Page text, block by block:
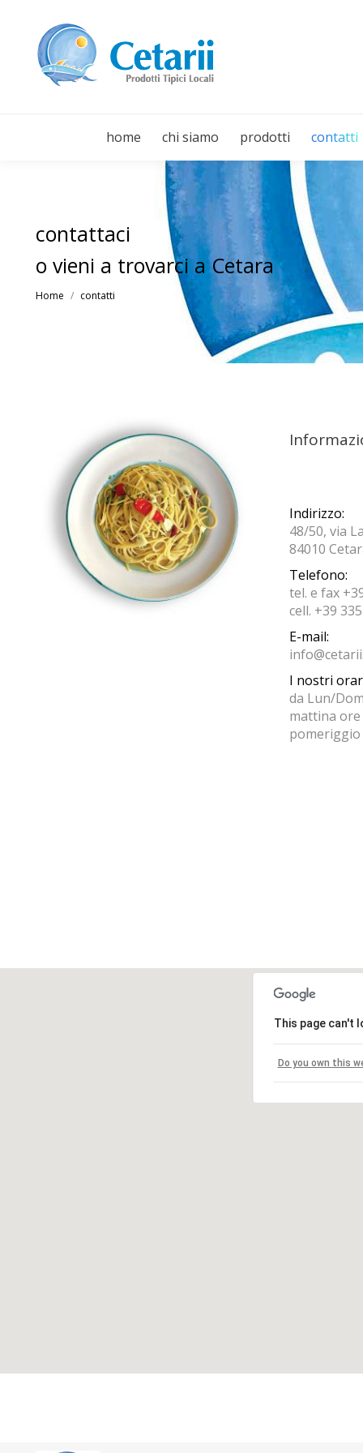
home chi siamo prodotti contatti
contattaci
o vieni a trovarci a Cetara
You are here:
Home contatti
Indirizzo:
48/50, via
84010
Telefono:
tel. e fax
cell. +39
E-mail:
I nostri
da Lun/
mattina ore
pomeriggio
This page can't
Do you own this